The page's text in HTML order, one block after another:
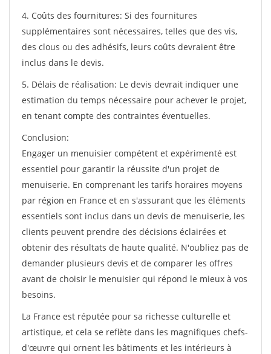
4. Coûts des fournitures: Si des fournitures
supplémentaires sont nécessaires, telles que des vis,
des clous ou des adhésifs, leurs coûts devraient être
inclus dans le devis.
5. Délais de réalisation: Le devis devrait indiquer une
estimation du temps nécessaire pour achever le projet,
en tenant compte des contraintes éventuelles.
Conclusion:
Engager un menuisier compétent et expérimenté est
essentiel pour garantir la réussite d'un projet de
menuiserie. En comprenant les tarifs horaires moyens
par région en France et en s'assurant que les éléments
essentiels sont inclus dans un devis de menuiserie, les
clients peuvent prendre des décisions éclairées et
obtenir des résultats de haute qualité. N'oubliez pas de
demander plusieurs devis et de comparer les offres
avant de choisir le menuisier qui répond le mieux à vos
besoins.
La France est réputée pour sa richesse culturelle et
artistique, et cela se reflète dans les magnifiques chefs-
d'œuvre qui ornent les bâtiments et les intérieurs à